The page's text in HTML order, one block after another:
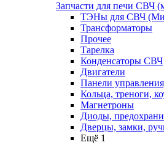
Запчасти для печи СВЧ
ТЭНы для СВЧ
Трансформаторы
Прочее
Тарелка
Конденсаторы СВЧ
Двигатели
Панели
Кольца, треноги,
Магнетроны
Диоды,
Дверцы, замки,
Ещё 1